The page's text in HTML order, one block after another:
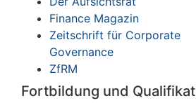
Finance Magazin
Zeitschrift für Corporate
Governance
ZfRM
Fortbildung und